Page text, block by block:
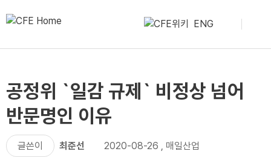
ENG
공정위 `일감 규제` 비정상 넘어
반문명인 이유
글쓴이 최준선 2020-08-26 , 매일산업